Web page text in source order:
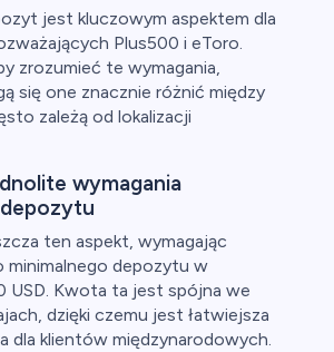
jest kluczowym aspektem dla
Plus500 i eToro.
zrozumieć te wymagania,
się one znacznie różnić między
zależą od lokalizacji
wymagania
ten aspekt, wymagając
minimalnego depozytu w
USD. Kwota ta jest spójna we
dzięki czemu jest łatwiejsza
dla klientów międzynarodowych.